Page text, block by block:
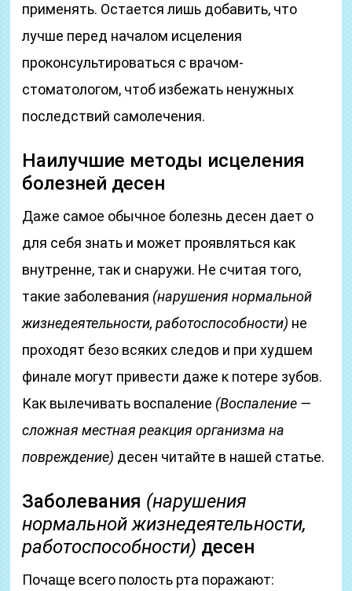
применять. Остается лишь добавить, что
лучше перед началом исцеления
проконсультироваться с врачом-
стоматологом, чтоб избежать ненужных
последствий самолечения.
Наилучшие методы исцеления
болезней десен
Даже самое обычное болезнь десен дает о
для себя знать и может проявляться как
внутренне, так и снаружи. Не считая того,
такие заболевания (нарушения нормальной
жизнедеятельности, работоспособности) не
проходят безо всяких следов и при худшем
финале могут привести даже к потере зубов.
Как вылечивать воспаление (Воспаление —
сложная местная реакция организма на
повреждение) десен читайте в нашей статье.
Заболевания (нарушения
нормальной жизнедеятельности,
работоспособности) десен
Почаще всего полость рта поражают: